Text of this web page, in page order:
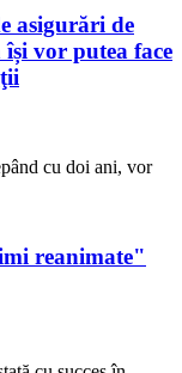
asigurări de
își vor putea face
cu doi ani, vor
reanimate"